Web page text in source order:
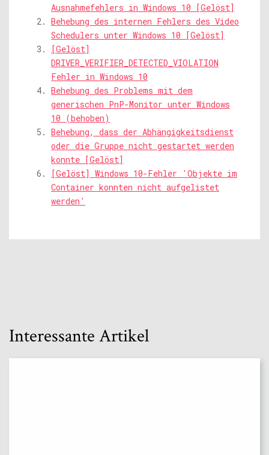
Ausnahmefehlers in Windows 10 [Gelöst]
Behebung des internen Fehlers des Video
Schedulers unter Windows 10 [Gelöst]
[Gelöst]
DRIVER_VERIFIER_DETECTED_VIOLATION
Fehler in Windows 10
Behebung des Problems mit dem
generischen PnP-Monitor unter Windows
10 (behoben)
Behebung, dass der Abhängigkeitsdienst
oder die Gruppe nicht gestartet werden
konnte [Gelöst]
[Gelöst] Windows 10-Fehler 'Objekte im
Container konnten nicht aufgelistet
werden'
Interessante Artikel